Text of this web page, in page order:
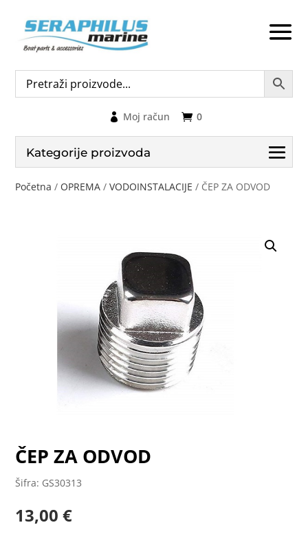
0
Moj račun
Kategorije proizvoda
Početna / OPREMA /VODOINSTALACIJE / ČEP ZA ODVOD
ČEP ZA ODVOD
Šifra: GS30313
13,00€